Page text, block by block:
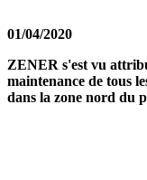
01/04/2020
ZENER s'est vu
maintenance de tous
dans la zone nord du